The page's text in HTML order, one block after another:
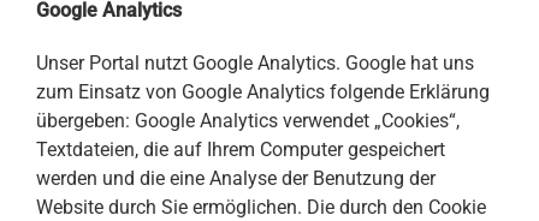
Google Analytics
Unser Portal nutzt Google Analytics. Google hat uns
zum Einsatz von Google Analytics folgende Erklärung
übergeben: Google Analytics verwendet „Cookies“,
Textdateien, die auf Ihrem Computer gespeichert
werden und die eine Analyse der Benutzung der
Website durch Sie ermöglichen. Die durch den Cookie